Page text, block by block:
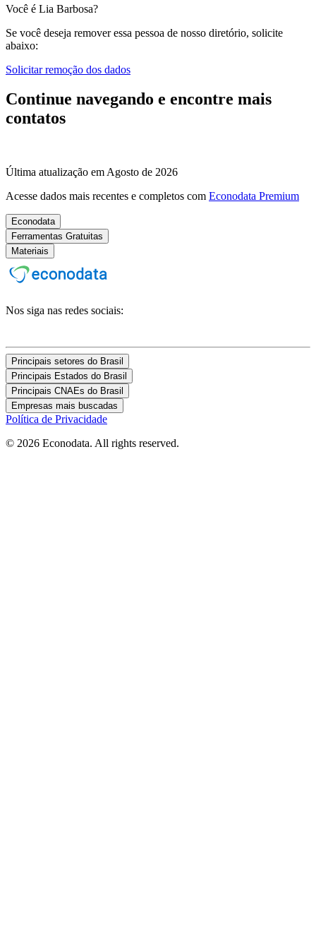
Você é Lia Barbosa?
Se você deseja remover essa pessoa de nosso diretório, solicite
abaixo:
Solicitar remoção dos dados
Continue navegando e encontre mais
contatos
Última atualização em Agosto de 2026
Acesse dados mais recentes e completos com Econodata Premium
Econodata
Ferramentas Gratuitas
Materiais
Nos siga nas redes sociais:
Principais setores do Brasil
Principais Estados do Brasil
Principais CNAEs do Brasil
Empresas mais buscadas
Política de Privacidade
© 2026 Econodata. All rights reserved.